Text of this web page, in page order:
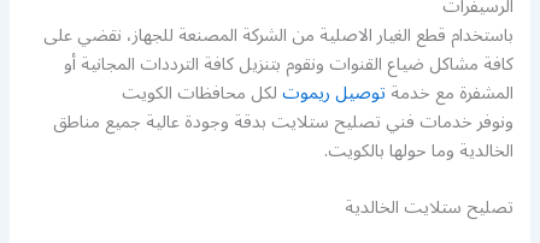
باستخدام قطع الغيار الاصلية من الشركة المصنعة للجهاز، نقضي على
كافة مشاكل ضياع القنوات ونقوم بتنزيل كافة الترددات المجانية أو
المشفرة مع خدمةتوصيل ريموتلكل محافظات الكويت
ونوفر خدمات فني تصليح ستلايت بدقة وجودة عالية جميع مناطق
الخالدية وما حولها بالكويت.
تصليح ستلايت الخالدية